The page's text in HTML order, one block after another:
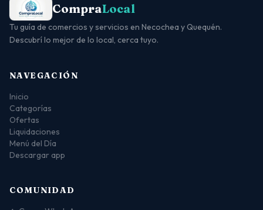
CompraLocal
Tu guía de comercios y servicios en Necochea y Quequén.
Descubrí lo mejor de lo local, cerca tuyo.
NAVEGACIÓN
Inicio
Categorías
Ofertas
Liquidaciones
Menú del Día
Descargar app
COMUNIDAD